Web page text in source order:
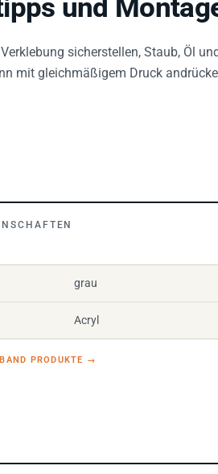
sicherstellen, Staub, Öl
mit gleichmäßigem Druck
grau
Acryl
PRODUKTE